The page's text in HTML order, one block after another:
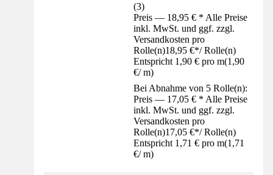
(3)
Preis — 18,95 € * Alle Preise
inkl. MwSt. und ggf. zzgl.
Versandkosten pro
Rolle(n)18,95 €*/ Rolle(n)
Entspricht 1,90 € pro m(1,90
€/ m)
Bei Abnahme von 5 Rolle(n):
Preis — 17,05 € * Alle Preise
inkl. MwSt. und ggf. zzgl.
Versandkosten pro
Rolle(n)17,05 €*/ Rolle(n)
Entspricht 1,71 € pro m(1,71
€/ m)